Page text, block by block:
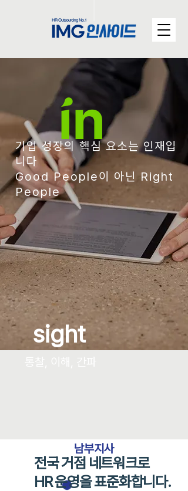
기업 성장의 핵심 요소는 인재입
니다
Good People이 아닌 Right
People
sight
남부지사
전국 거점 네트워크로
HR 운영을 표준화합니다.